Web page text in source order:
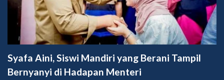
Syafa Aini, Siswi Mandiri yang Berani Tampil
Bernyanyi di Hadapan Menteri